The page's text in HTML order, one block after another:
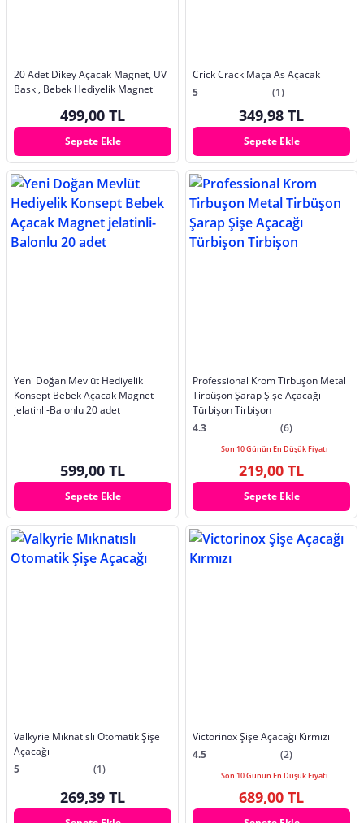
20 Adet Dikey Açacak Magnet, UV
Baskı, Bebek Hediyelik Magneti
499,00 TL
Sepete Ekle
Crick Crack Maça As Açacak
5
(1)
349,98 TL
Sepete Ekle
Yeni Doğan Mevlüt Hediyelik
Konsept Bebek Açacak Magnet
jelatinli-Balonlu 20 adet
599,00 TL
Sepete Ekle
Professional Krom Tirbuşon Metal
Tirbüşon Şarap Şişe Açacağı
Türbişon Tirbişon
4.3
(6)
Son 10 Günün En Düşük Fiyatı
219,00 TL
Sepete Ekle
Valkyrie Mıknatıslı Otomatik Şişe
Açacağı
5
(1)
269,39 TL
Victorinox Şişe Açacağı Kırmızı
4.5
(2)
Son 10 Günün En Düşük Fiyatı
689,00 TL